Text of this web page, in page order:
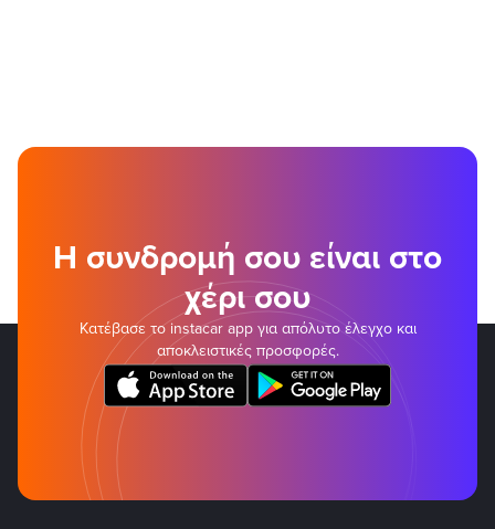
Η συνδρομή σου είναι στο
χέρι σου
Κατέβασε το instacar app για απόλυτο έλεγχο και
αποκλειστικές προσφορές.